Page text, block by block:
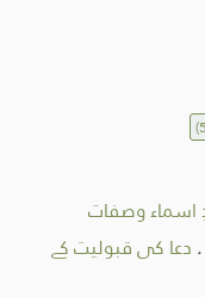
اسماء وصفات
. دعا کی قبولیت کے